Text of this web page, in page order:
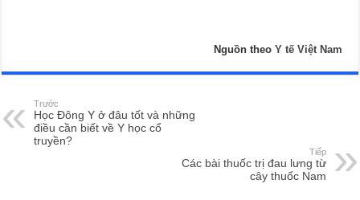
Nguồn theo Y tế Việt Nam
Trước
Học Đông Y ở đâu tốt và những
điều cần biết về Y học cổ
truyền?
Tiếp
Các bài thuốc trị đau lưng từ
cây thuốc Nam